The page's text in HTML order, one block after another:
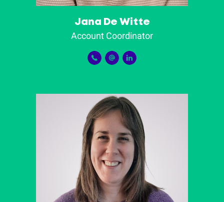
Jana De Witte
Account Coordinator